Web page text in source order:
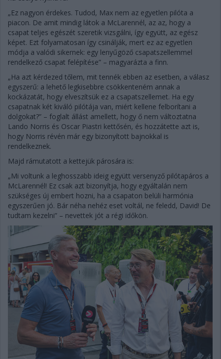
„Ez nagyon érdekes. Tudod, Max nem az egyetlen pilóta a
piacon. De amit mindig látok a McLarennél, az az, hogy a
csapat teljes egészét szeretik vizsgálni, így együtt, az egész
képet. Ezt folyamatosan így csinálják, mert ez az egyetlen
módja a valódi sikernek: egy lenyűgöző csapatszellemmel
rendelkező csapat felépítése” – magyarázta a finn.
„Ha azt kérdezed tőlem, mit tennék ebben az esetben, a válasz
egyszerű: a lehető legkisebbre csökkenteném annak a
kockázatát, hogy elveszítsük ez a csapatszellemet. Ha egy
csapatnak két kiváló pilótája van, miért kellene felborítani a
dolgokat?” – foglalt állást amellett, hogy ő nem változtatna
Lando Norris és Oscar Piastri kettősén, és hozzátette azt is,
hogy Norris révén már egy bizonyított bajnokkal is
rendelkeznek.
Majd rámutatott a kettejük párosára is:
„Mi voltunk a leghosszabb ideig együtt versenyző pilótapáros a
McLarennél! Ez csak azt bizonyítja, hogy egyáltalán nem
szükséges új embert hozni, ha a csapaton belüli harmónia
egyszerűen jó. Bár néha nehéz eset voltál, ne feledd, David! De
tudtam kezelni” – nevettek jót a régi időkön.